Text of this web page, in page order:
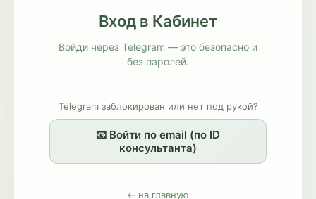
Вход в Кабинет
Войди через Telegram — это безопасно и
без паролей.
Telegram заблокирован или нет под рукой?
📧 Войти по email (по ID
консультанта)
← на главную